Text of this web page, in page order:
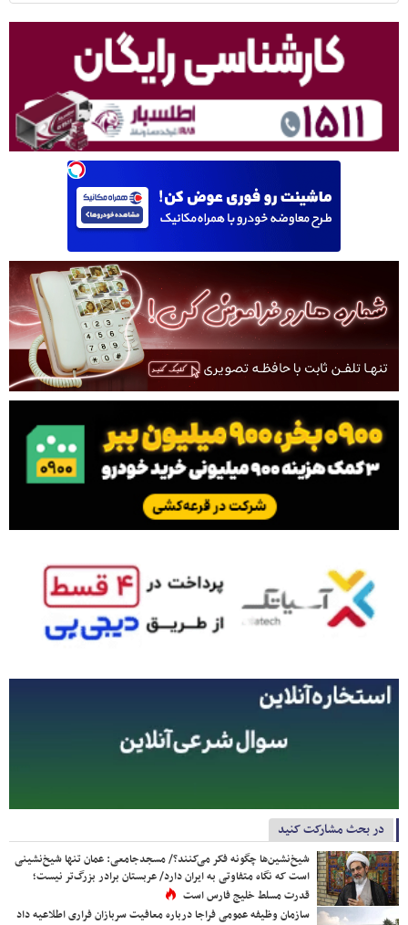
در بحث مشارکت کنید
شیخ‌نشین‌ها چگونه فکر می‌کنند؟/ مسجدجامعی: عمان تنها شیخ‌نشینی
است که نگاه متفاوتی به ایران دارد/ عربستان برادر بزرگ‌تر نیست؛
قدرت مسلط خلیج فارس است
سازمان وظیفه عمومی فراجا درباره معافیت سربازان فراری اطلاعیه داد